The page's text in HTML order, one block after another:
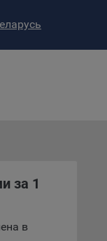
за 1
в